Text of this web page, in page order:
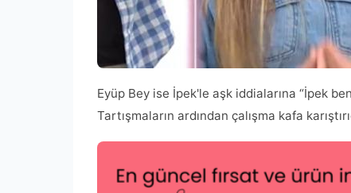
Eyüp Bey ise İpek'le aşk iddialarına “İpek
Tartışmaların ardından çalışma kafa